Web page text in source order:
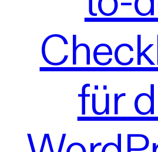
für